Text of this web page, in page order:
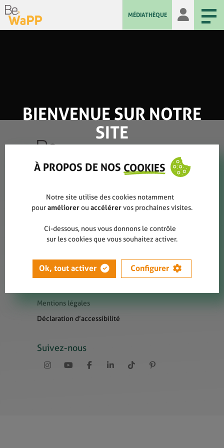
MÉDIATHÈQUE
Qui sommes-nous ?
Rapports annuels
Contact
Presse
Liens utiles
Mentions légales
Déclaration d’accessibilité
Suivez-nous
BIENVENUE SUR NOTRE
SITE
À PROPOS DE NOS COOKIES
Notre site utilise des cookies notamment
pouraméliorerou accélérervos prochaines visites.
Ci-dessous, nous vous donnons le contrôle
sur les cookies que vous souhaitez activer.
Ok, tout activer Configurer